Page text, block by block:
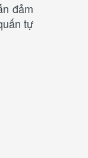
đảm
tự